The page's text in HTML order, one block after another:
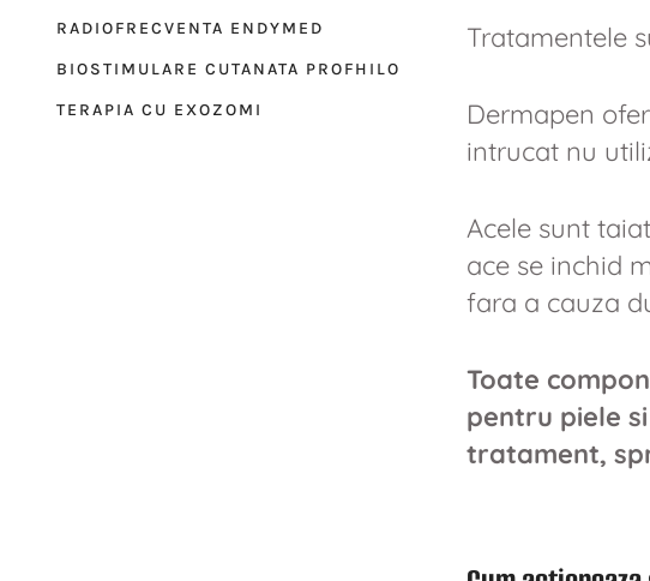
RADIOFRECVENTA ENDYMED
BIOSTIMULARE CUTANATA PROFHILO
TERAPIA CU EXOZOMI
Tratamentele
Dermapen
intrucat nu
Acele sunt
ace se inchid
fara a cauza
Toate
pentru piele
tratament,